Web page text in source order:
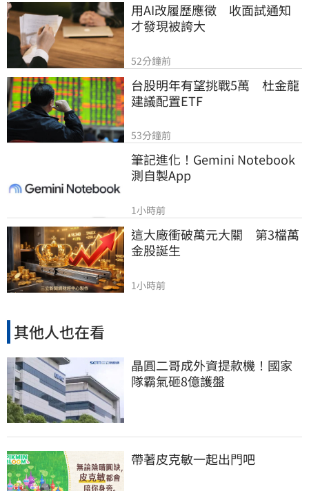
用AI改履歷應徵　收面試通知
才發現被誇大
52分鐘前
台股明年有望挑戰5萬　杜金龍
建議配置ETF
53分鐘前
筆記進化！Gemini Notebook
測自製App
1小時前
這大廠衝破萬元大關　第3檔萬
金股誕生
1小時前
其他人也在看
晶圓二哥成外資提款機！國家
隊霸氣砸8億護盤
帶著皮克敏一起出門吧